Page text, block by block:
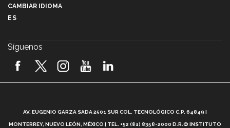
2026! (video)
¿Cómo es el Modelo Educativo Tec? (video)
CAMBIAR IDIOMA
ES
Síguenos
AV. EUGENIO GARZA SADA 2501 SUR COL. TECNOLÓGICO C.P. 64849 |
MONTERREY, NUEVO LEÓN, MÉXICO | TEL. +52 (81) 8358-2000 D.R.© INSTITUTO